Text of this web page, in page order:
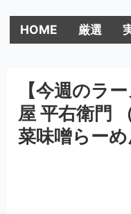
HOME 厳選
【今週のラ
屋 平右衛門
菜味噌らーめ